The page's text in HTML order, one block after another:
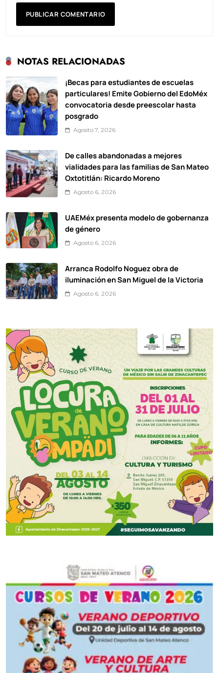
NOTAS RELACIONADAS
¡Becas para estudiantes de escuelas
particulares! Emite Gobierno del EdoMéx
convocatoria desde preescolar hasta
posgrado
Agosto 7, 2026
De calles abandonadas a mejores
vialidades para las familias de San Mateo
Oxtotitlán: Ricardo Moreno
Agosto 6, 2026
UAEMéx presenta modelo de gobernanza
de género
Agosto 6, 2026
Arranca Rodolfo Noguez obra de
iluminación en San Miguel de la Victoria
Agosto 6, 2026